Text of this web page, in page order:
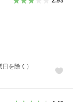
を除く）